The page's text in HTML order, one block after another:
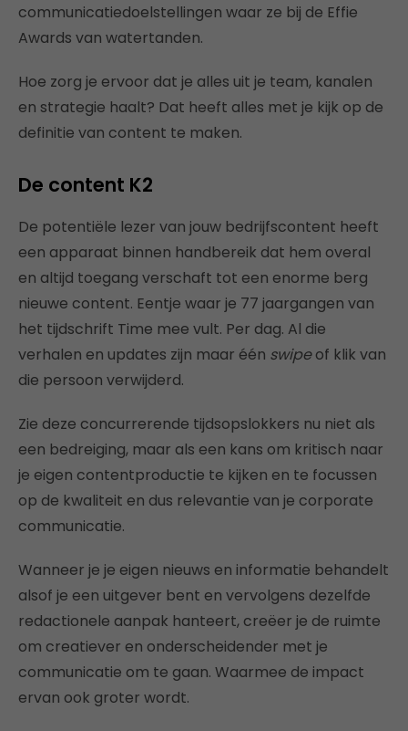
communicatiedoelstellingen waar ze bij de Effie
Awards van watertanden.
Hoe zorg je ervoor dat je alles uit je team, kanalen
en strategie haalt? Dat heeft alles met je kijk op de
definitie van content te maken.
De content K2
De potentiële lezer van jouw bedrijfscontent heeft
een apparaat binnen handbereik dat hem overal
en altijd toegang verschaft tot een enorme berg
nieuwe content. Eentje waar je 77 jaargangen van
het tijdschrift Time mee vult. Per dag. Al die
verhalen en updates zijn maar één swipeof klik van
die persoon verwijderd.
Zie deze concurrerende tijdsopslokkers nu niet als
een bedreiging, maar als een kans om kritisch naar
je eigen contentproductie te kijken en te focussen
op de kwaliteit en dus relevantie van je corporate
communicatie.
Wanneer je je eigen nieuws en informatie behandelt
alsof je een uitgever bent en vervolgens dezelfde
redactionele aanpak hanteert, creëer je de ruimte
om creatiever en onderscheidender met je
communicatie om te gaan. Waarmee de impact
ervan ook groter wordt.